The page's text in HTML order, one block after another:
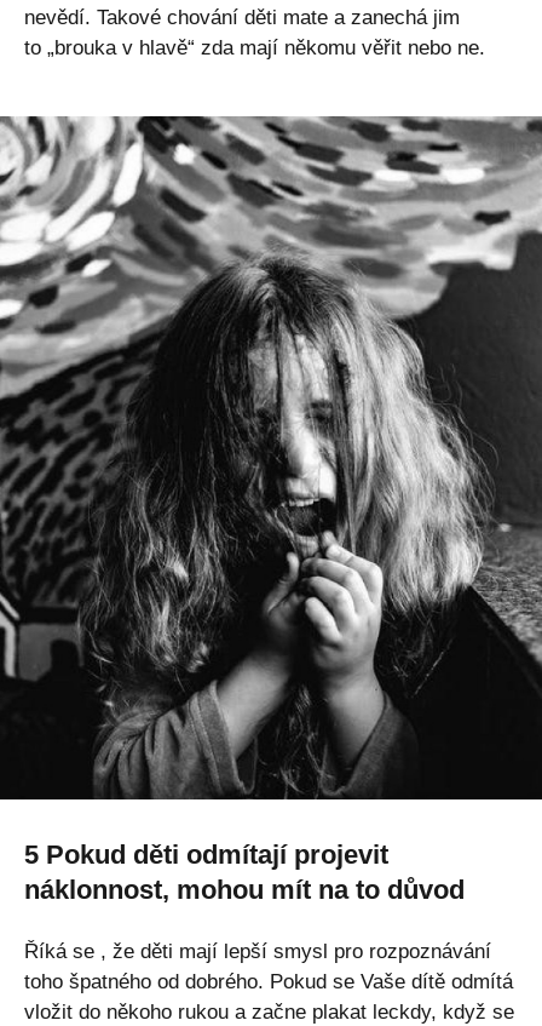
nevědí. Takové chování děti mate a zanechá jim
to „brouka v hlavě“ zda mají někomu věřit nebo ne.
5 Pokud děti odmítají projevit
náklonnost, mohou mít na to důvod
Říká se , že děti mají lepší smysl pro rozpoznávání
toho špatného od dobrého. Pokud se Vaše dítě odmítá
vložit do někoho rukou a začne plakat leckdy, když se